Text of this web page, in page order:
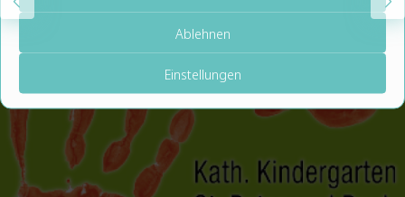
Ablehnen
Einstellungen